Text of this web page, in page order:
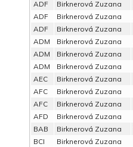
ADF
Birknerová Zuzana
ADF
Birknerová Zuzana
ADF
Birknerová Zuzana
ADM
Birknerová Zuzana
ADM
Birknerová Zuzana
ADM
Birknerová Zuzana
AEC
Birknerová Zuzana
AFC
Birknerová Zuzana
AFC
Birknerová Zuzana
AFD
Birknerová Zuzana
BAB
Birknerová Zuzana
BCI
Birknerová Zuzana